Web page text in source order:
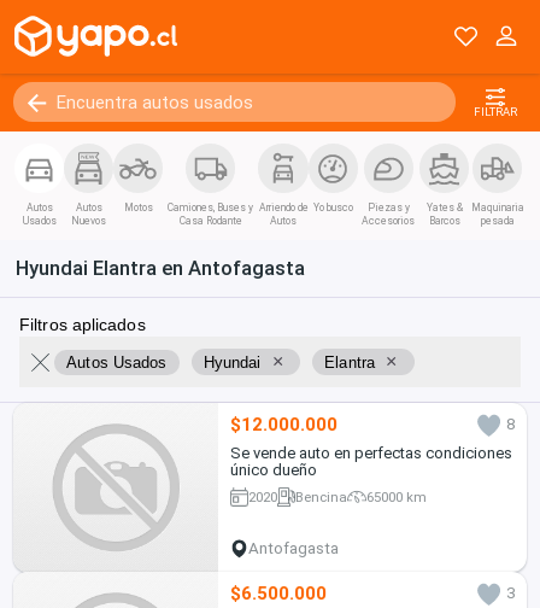
FILTRAR
Autos
Usados
Autos
Nuevos
Motos
Camiones, Buses y
Casa Rodante
Arriendo de
Autos
Yo busco
Piezas y
Accesorios
Yates &
Barcos
Maquinaria
pesada
Hyundai Elantra en Antofagasta
Filtros aplicados
Autos Usados Hyundai × Elantra ×
$12.000.000
8
Se vende auto en perfectas condiciones
único dueño
2020 Bencina 65000 km
Antofagasta
$6.500.000
3